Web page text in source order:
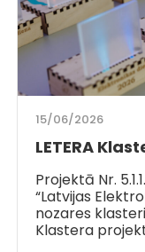
15/06/2026
LETERA
Projektā Nr.
“Latvijas
nozares
Klastera